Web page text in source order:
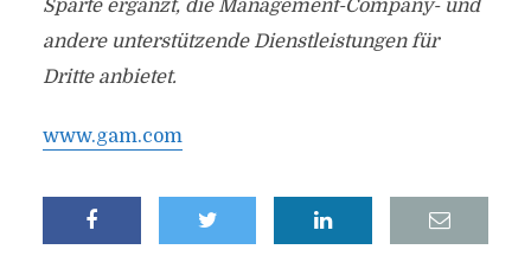
Sparte ergänzt, die Management-Company- und
andere unterstützende Dienstleistungen für
Dritte anbietet.
www.gam.com